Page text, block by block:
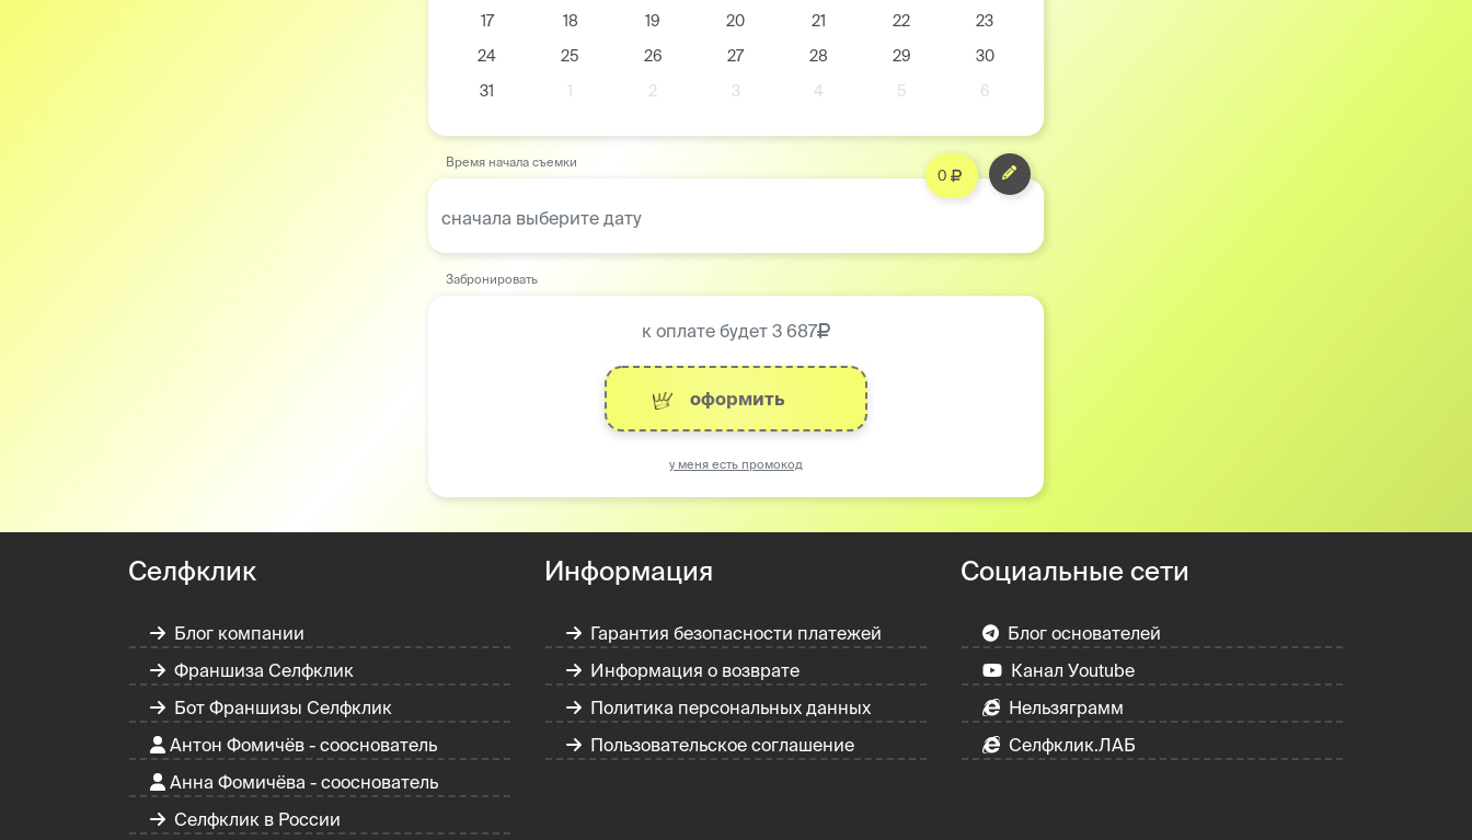
17
18 19 20 21 22
23
24
25 26 27 28 29
30
31
1 2 3 4 5 6
0
Время начала съемки
сначала выберите дату
Забронировать
к оплате будет 3 687
оформить
у меня есть промокод
Селфклик
Блог компании
Франшиза Селфклик
Бот Франшизы Селфклик
Антон Фомичёв - сооснователь
Анна Фомичёва - сооснователь
Селфклик в России
Информация
Гарантия безопасности платежей
Информация о возврате
Политика персональных данных
Пользовательское соглашение
Социальные сети
Блог основателей
Канал Уoutube
Нельзяграмм
Селфклик.ЛАБ